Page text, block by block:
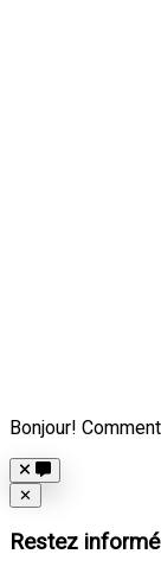
Bonjour!
Close
✕
Restez